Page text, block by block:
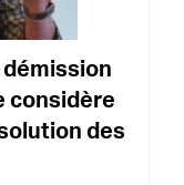
démission
considère
des